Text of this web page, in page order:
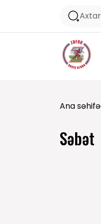
Ana səhifə
Səbət